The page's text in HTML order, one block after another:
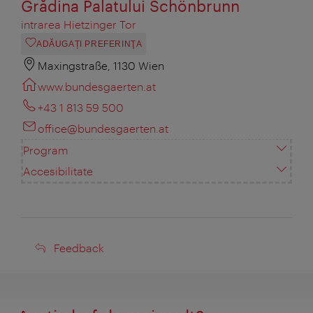
Grădina Palatului Schönbrunn
intrarea Hietzinger Tor
ADĂUGAȚI PREFERINŢA
Maxingstraße, 1130 Wien
www.bundesgaerten.at
+43 1 813 59 500
office@bundesgaerten.at
Program
Accesibilitate
Feedback
Feedback